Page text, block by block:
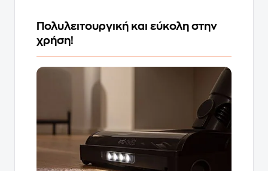
Πολυλειτουργική και εύκολη στην
χρήση!